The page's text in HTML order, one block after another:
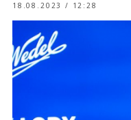
18.08.2023 / 12:28